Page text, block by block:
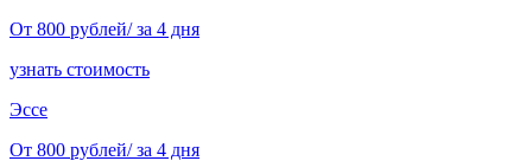
От 800 рублей/ за 4 дня
узнать стоимость
Эссе
От 800 рублей/ за 4 дня